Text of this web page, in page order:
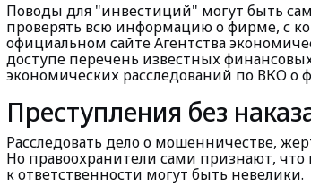
Поводы для "инвестиций" могут быть
проверять всю информацию о фирме, с
официальном сайте Агентства
доступе перечень известных
экономических расследований по ВКО о
Преступления без
Расследовать дело о мошенничестве,
Но правоохранители сами признают,
к ответственности могут быть невелики.